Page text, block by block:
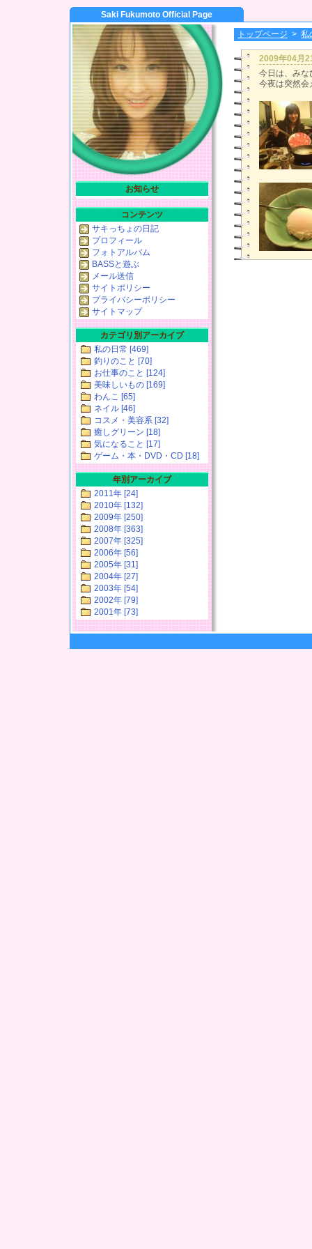
Saki Fukumoto Official Page
トップページ > 私
2009年04月
今日は、み
今夜は突然会
お知らせ
コンテンツ
サキっちょの日記
プロフィール
フォトアルバム
BASSと遊ぶ
メール送信
サイトポリシー
プライバシーポリシー
サイトマップ
カテゴリ別アーカイブ
私の日常 [469]
釣りのこと [70]
お仕事のこと [124]
美味しいもの [169]
わんこ [65]
ネイル [46]
コスメ・美容系 [32]
癒しグリーン [18]
気になること [17]
ゲーム・本・DVD・CD [18]
年別アーカイブ
2011年 [24]
2010年 [132]
2009年 [250]
2008年 [363]
2007年 [325]
2006年 [56]
2005年 [31]
2004年 [27]
2003年 [54]
2002年 [79]
2001年 [73]